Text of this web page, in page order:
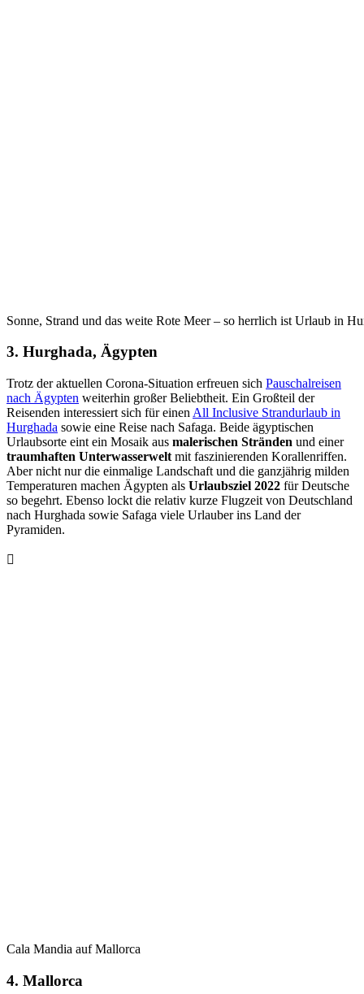
Sonne, Strand und das weite Rote Meer – so herrlich ist Urlaub in
3. Hurghada, Ägypten
Trotz der aktuellen Corona-Situation erfreuen sich Pauschalreisen
nach Ägypten weiterhin großer Beliebtheit. Ein Großteil der
Reisenden interessiert sich für einen All Inclusive Strandurlaub in
Hurghada sowie eine Reise nach Safaga. Beide ägyptischen
Urlaubsorte eint ein Mosaik aus malerischen Stränden und einer
traumhaften Unterwasserwelt mit faszinierenden Korallenriffen.
Aber nicht nur die einmalige Landschaft und die ganzjährig milden
Temperaturen machen Ägypten als Urlaubsziel 2022 für Deutsche
so begehrt. Ebenso lockt die relativ kurze Flugzeit von Deutschland
nach Hurghada sowie Safaga viele Urlauber ins Land der
Pyramiden.
Cala Mandia auf Mallorca
4. Mallorca